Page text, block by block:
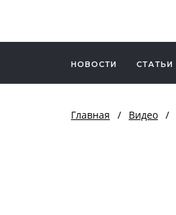
НОВОСТИ СТАТЬИ
Главная / Видео /